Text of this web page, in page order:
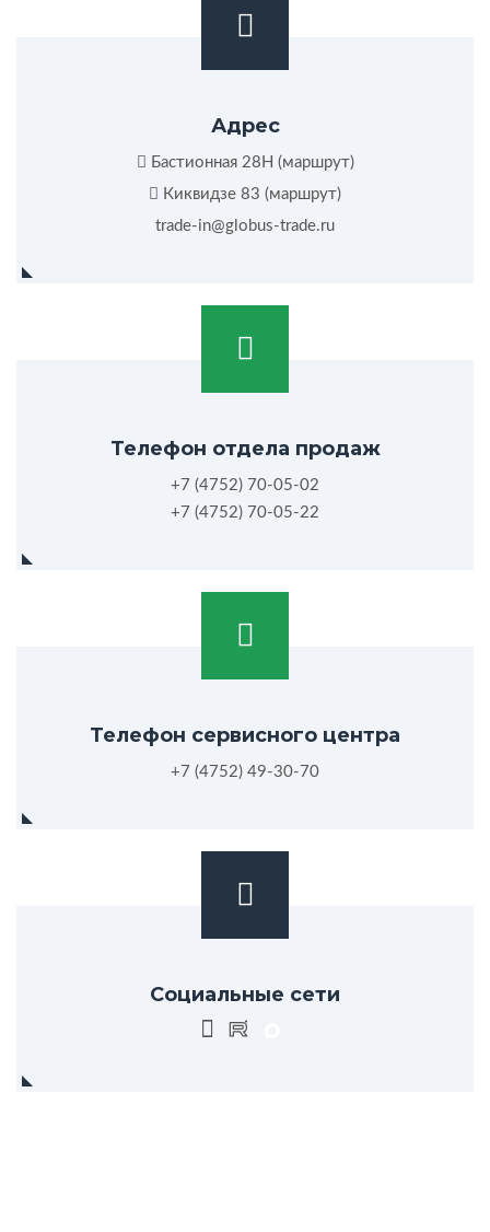
Адрес
Бастионная 28Н (маршрут)
Киквидзе 83 (маршрут)
trade-in@globus-trade.ru
Телефон отдела продаж
+7 (4752) 70-05-02
+7 (4752) 70-05-22
Телефон сервисного центра
+7 (4752) 49-30-70
Социальные сети